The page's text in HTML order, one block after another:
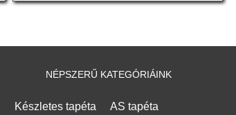
NÉPSZERŰ KATEGÓRIÁINK
Készletes tapéta
AS tapéta